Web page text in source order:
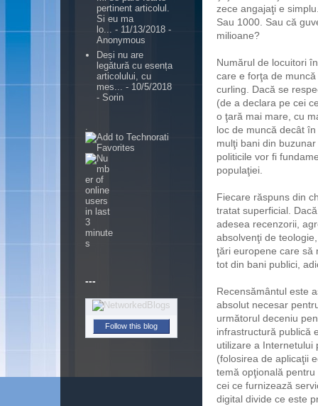
zece angajaţi e
Sau 1000. Sau că
milioane?
Numărul de locuitori
care e forţa de
curling. Dacă se
(de a declara pe cei
o ţară mai mare, cu
loc de muncă decât
mulţi bani din
politicile vor fi
populaţiei.
Fiecare răspuns din
tratat superficial.
adesea recenzorii,
absolvenţi de
ţări europene care să
tot din bani publici,
Recensământul este
absolut necesar
următorul deceniu
infrastructură publică
utilizare a Internetului
(folosirea de aplicaţii
temă opţională
cei ce furnizează
digital divide ce este
pertinent articolul.
Si eu ma
lo...
- 11/13/2018 -
Anonymous
Deși nu are
legătură cu esența
articolului, cu
mes... - 10/5/2018
- Sorin
---
Follow this blog